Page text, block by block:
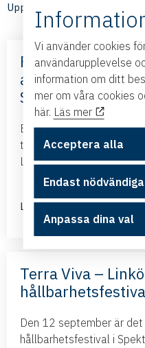
Upptäck medlemmarnas
affärsmöjligheter
Sweden
Business Swedens
tillsammans med
Linköping och
Läs mer
Terra Viva –
Den 12 september är
hållbarhetsfestival i
Vi använder cookies
användarupplevelse
information om ditt
mer om våra cookies
här. Läs mer
Acceptera alla
Endast nödvändiga
Anpassa dina val